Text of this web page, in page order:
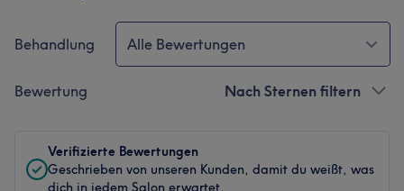
Behandlung Alle Bewertungen
Bewertung Nach Sternen filtern
Verifizierte Bewertungen
Geschrieben von unseren Kunden, damit du weißt, was
dich in jedem Salon erwartet.